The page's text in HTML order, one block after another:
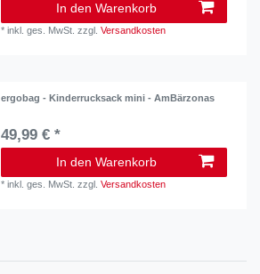
In den Warenkorb
*inkl. ges. MwSt. zzgl.Versandkosten
ergobag - Kinderrucksack mini - AmBärzonas
49,99 € *
In den Warenkorb
*inkl. ges. MwSt. zzgl.Versandkosten